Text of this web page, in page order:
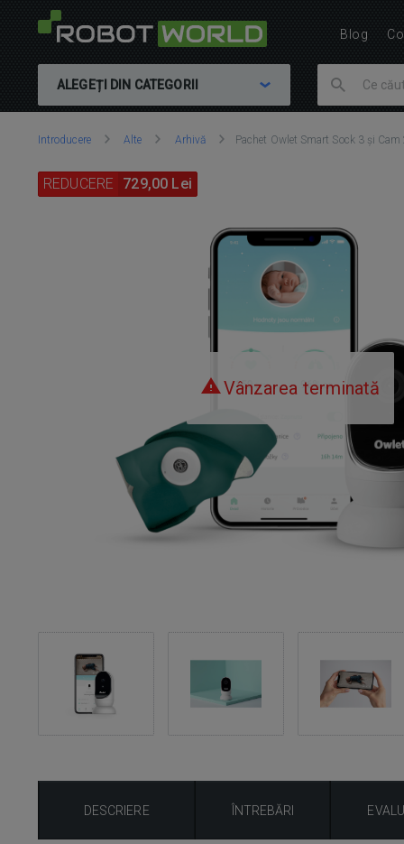
ALEGEȚI DIN CATEGORII
Vă
aici:
Introducere Alte Arhivă Pachet Owlet Smart Sock 3 și Cam
Vânzarea terminată
REDUCERE 729,00 Lei
DESCRIERE ÎNTREBĂRI
Blog